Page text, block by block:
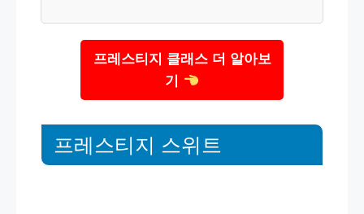
프레스티지 클래스 더 알아보
기
프레스티지 스위트